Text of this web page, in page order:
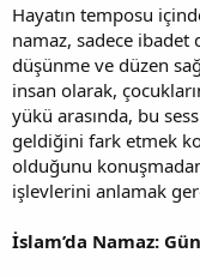
n
h
i
Hayatın temposu
namaz, sadece ibadet
düşünme ve düzen
insan olarak,
yükü arasında, bu
geldiğini fark etmek
olduğunu
işlevlerini anlamak
İslam’da Namaz: